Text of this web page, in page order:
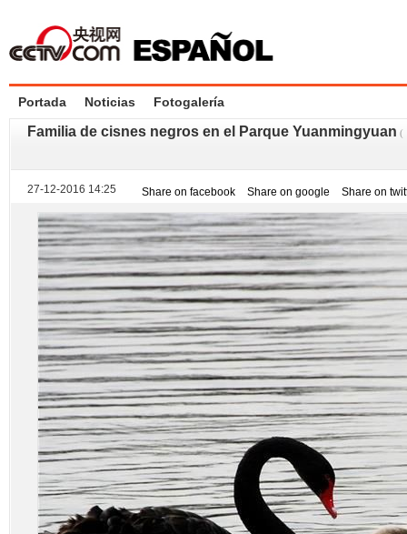
Portada Noticias Fotogalería
Familia de cisnes negros en el Parque Yuanmingyuan (
27-12-2016 14:25 Share on facebook Share on google Share on